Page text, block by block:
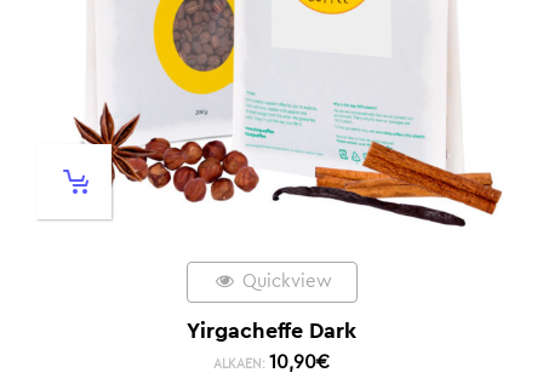
Quickview
Yirgacheffe Dark
ALKAEN: 10,90€